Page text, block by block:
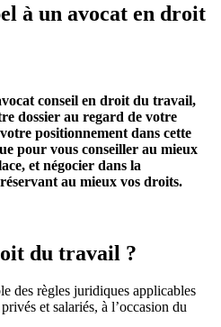
à un avocat en droit
conseil en droit du travail,
dossier au regard de votre
positionnement dans cette
pour vous conseiller au mieux
et négocier dans la
au mieux vos droits.
du travail ?
des règles juridiques applicables
et salariés, à l’occasion du